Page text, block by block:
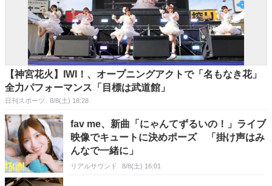
【神宮花火】IWI！、オープニングアクトで「名もなき花」
全力パフォーマンス「目標は武道館」
日刊スポーツ 8/8(土) 18:28
fav me、新曲「にゃんてずるいの！」ライブ
映像でキュートに決めポーズ 「掛け声はみ
んなで一緒に」
リアルサウンド 8/8(土) 16:01